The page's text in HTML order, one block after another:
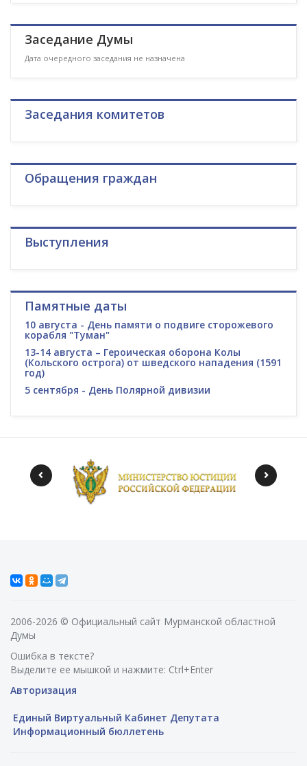
Заседание Думы
Дата очередного заседания не назначена
Заседания комитетов
Обращения граждан
Выступления
Памятные даты
10 августа - День памяти о подвиге сторожевого
корабля "Туман"
13-14 августа – Героическая оборона Колы
(Кольского острога) от шведского нападения (1591
год)
5 сентября - День Полярной дивизии
2006-2026 © Официальный сайт Мурманской областной
Думы
Ошибка в тексте?
Выделите ее мышкой и нажмите: Ctrl+Enter
Авторизация
Единый Виртуальный Кабинет Депутата
Информационный бюллетень